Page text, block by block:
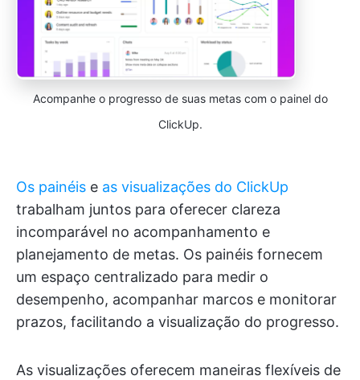
Acompanhe o progresso de suas metas com o painel do
ClickUp.
Os painéis e as visualizações do ClickUp
trabalham juntos para oferecer clareza
incomparável no acompanhamento e
planejamento de metas. Os painéis fornecem
um espaço centralizado para medir o
desempenho, acompanhar marcos e monitorar
prazos, facilitando a visualização do progresso.
As visualizações oferecem maneiras flexíveis de